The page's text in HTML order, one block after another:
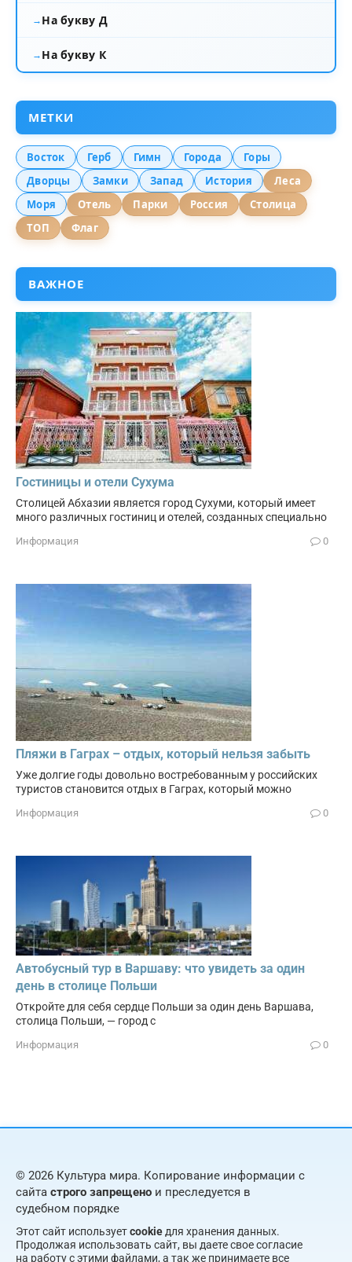
На букву Д
На букву К
МЕТКИ
Восток Герб Гимн Города
Горы
Дворцы
Замки Запад История
Леса
Моря
Отель Парки Россия
Столица
ТОП
Флаг
ВАЖНОЕ
Гостиницы и отели Сухума
Столицей Абхазии является город Сухуми, который имеет
много различных гостиниц и отелей, созданных специально
Информация 0
Пляжи в Гаграх – отдых, который нельзя забыть
Уже долгие годы довольно востребованным у российских
туристов становится отдых в Гаграх, который можно
Информация 0
Автобусный тур в Варшаву: что увидеть за один
день в столице Польши
Откройте для себя сердце Польши за один день Варшава,
столица Польши, — город с
Информация 0
© 2026 Культура мира. Копирование информации с
сайта строго запрещено и преследуется в
судебном порядке
Этот сайт используетcookie для хранения данных.
Продолжая использовать сайт, вы даете свое согласие
на работу с этими файлами, а так же принимаете все